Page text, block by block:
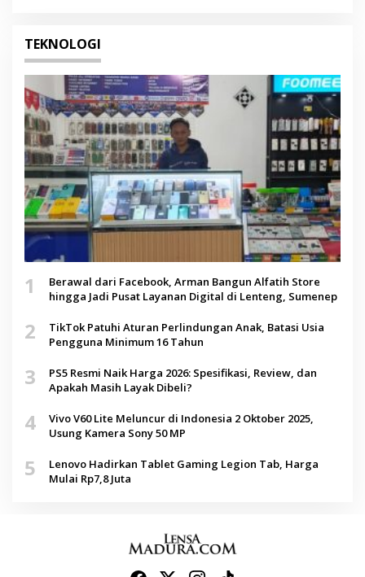
TEKNOLOGI
1
Berawal dari Facebook, Arman Bangun Alfatih Store
hingga Jadi Pusat Layanan Digital di Lenteng, Sumenep
2
TikTok Patuhi Aturan Perlindungan Anak, Batasi Usia
Pengguna Minimum 16 Tahun
3
PS5 Resmi Naik Harga 2026: Spesifikasi, Review, dan
Apakah Masih Layak Dibeli?
4
Vivo V60 Lite Meluncur di Indonesia 2 Oktober 2025,
Usung Kamera Sony 50 MP
5
Lenovo Hadirkan Tablet Gaming Legion Tab, Harga
Mulai Rp7,8 Juta